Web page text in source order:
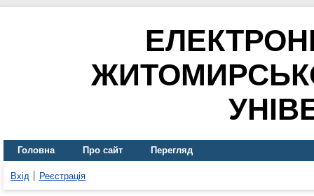
Головна Про сайт Перегляд
Вхід Реєстрація